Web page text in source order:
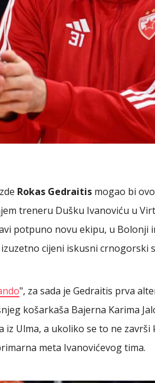
Rokas Gedraitis mogao bi
treneru Dušku Ivanoviću u
potpuno novu ekipu, u Bolonji
cijeni iskusni crnogorski
", za sada je Gedraitis prva
košarkaša Bajerna Karima
iz Ulma, a ukoliko se to ne završi
meta Ivanovićevog tima.